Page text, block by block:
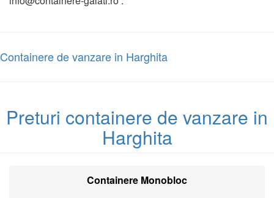
Containere de vanzare in Harghita
Preturi containere de vanzare in
Harghita
Containere Monobloc